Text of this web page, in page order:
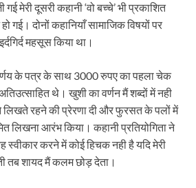
गई मेरी दूसरी कहानी ‘वो बच्चे’ भी प्रकाशित
गई। दोनों कहानियाँ सामाजिक विषयों पर
महसूस किया था।
के पत्र के साथ 3000 रुपए का पहला चेक
थे। खुशी का वर्णन मैं शब्दों में नही
रहने की प्रेरणा दी और फुरसत के पलों में
लिखना आरंभ किया। कहानी प्रतियोगिता ने
करने में कोई हिचक नही है यदि मेरी
तब शायद मैं कलम छोड़ देता।